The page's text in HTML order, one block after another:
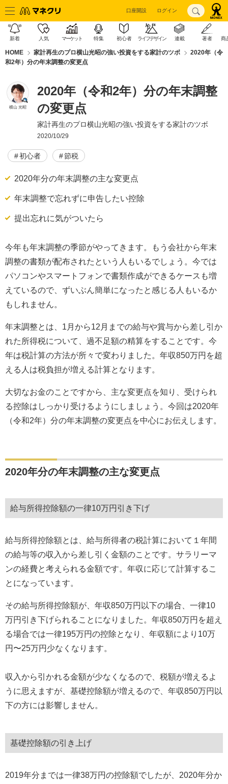
口座開設 ログイン
新着 人気 マーケット 特集 初心者 ライフデザイン 連載 著者 商
HOME 家計再生のプロ横山光昭の強い投資をする家計のツボ
2020年（令
和2年）分の年末調整の変更点
横山 光昭
2020年（令和2年）分の年末調整
の変更点
家計再生のプロ横山光昭の強い投資をする家計のツボ
2020/10/29
初心者 節税
2020年分の年末調整の主な変更点
年末調整で忘れずに申告したい控除
提出忘れに気がついたら
今年も年末調整の季節がやってきます。もう会社から年末
調整の書類が配布されたという人もいるでしょう。今では
パソコンやスマートフォンで書類作成ができるケースも増
えているので、ずいぶん簡単になったと感じる人もいるか
もしれません。
年末調整とは、1月から12月までの給与や賞与から差し引か
れた所得税について、過不足額の精算をすることです。今
年は税計算の方法が所々で変わりました。年収850万円を超
える人は税負担が増える計算となります。
大切なお金のことですから、主な変更点を知り、受けられ
る控除はしっかり受けるようにしましょう。今回は2020年
（令和2年）分の年末調整の変更点を中心にお伝えします。
2020年分の年末調整の主な変更点
給与所得控除額の一律10万円引き下げ
給与所得控除額とは、給与所得者の税計算において１年間
の給与等の収入から差し引く金額のことです。サラリーマ
ンの経費と考えられる金額です。年収に応じて計算するこ
とになっています。
その給与所得控除額が、年収850万円以下の場合、一律10
万円引き下げられることになりました。年収850万円を超え
る場合では一律195万円の控除となり、年収額により10万
円〜25万円少なくなります。
収入から引かれる金額が少なくなるので、税額が増えるよ
うに思えますが、基礎控除額が増えるので、年収850万円以
下の方には影響しません。
基礎控除額の引き上げ
2019年分までは一律38万円の控除額でしたが、2020年分か